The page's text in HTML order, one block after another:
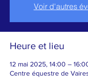
Voir d'autres
Heure et lieu
12 mai 2025, 14:00 –
Centre équestre de